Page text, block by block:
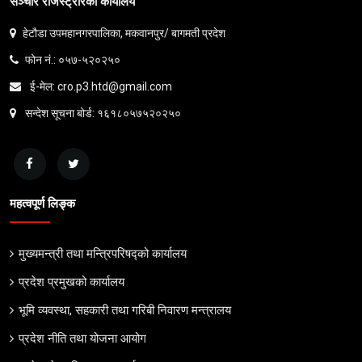
हेटौडा उपमहानगरपालिका, मकवानपुर/ बागमती प्रदेश
फोन नं.: ०५७-५२०२५०
ई-मेल: cro.p3.htd@gmail.com
सन्देश सूचना बोर्ड: १६१८०५७५२०२५०
महत्वपूर्ण लिङ्क
मुख्यमन्त्री तथा मन्त्रिपरिषद्को कार्यालय
प्रदेश प्रमुखको कार्यालय
भूमि व्यवस्था, सहकारी तथा गरिबी निवारण मन्त्रालय
प्रदेश नीति तथा योजना आयोग